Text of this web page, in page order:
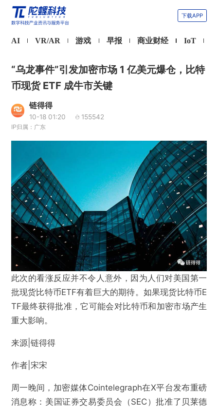
下载APP
AI VR/AR 游戏 早报 商业财经 IoT
“乌龙事件”引发加密市场 1 亿美元爆仓，比特
币现货 ETF 成牛市关键
链得得
10-18 01:20 155542
IP归属：广东
此次的看涨反应并不令人意外，因为人们对美国第一
批现货比特币ETF有着巨大的期待。如果现货比特币E
TF最终获得批准，它可能会对比特币和加密市场产生
重大影响。
来源|链得得
作者|宋宋
周一晚间，加密媒体Cointelegraph在X平台发布重磅
消息称：美国证券交易委员会（SEC）批准了贝莱德